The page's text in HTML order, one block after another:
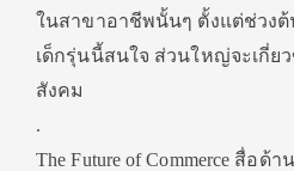
ในสาขาอาชีพนั้นๆ ตั้งแต่ช่วง
เด็กรุ่นนี้สนใจ ส่วนใหญ่จะเกี่ย
สังคม
.
The Future of Commerce สื่อด้